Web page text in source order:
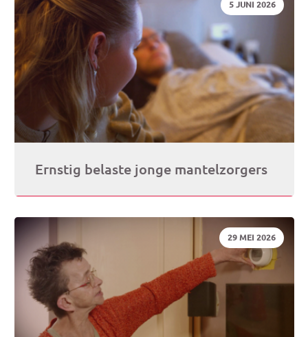
DATUM:
5 JUNI 2026
Ernstig belaste jonge mantelzorgers
DATUM:
29 MEI 2026